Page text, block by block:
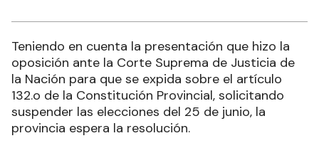
Teniendo en cuenta la presentación que hizo la
oposición ante la Corte Suprema de Justicia de
la Nación para que se expida sobre el artículo
132.o de la Constitución Provincial, solicitando
suspender las elecciones del 25 de junio, la
provincia espera la resolución.